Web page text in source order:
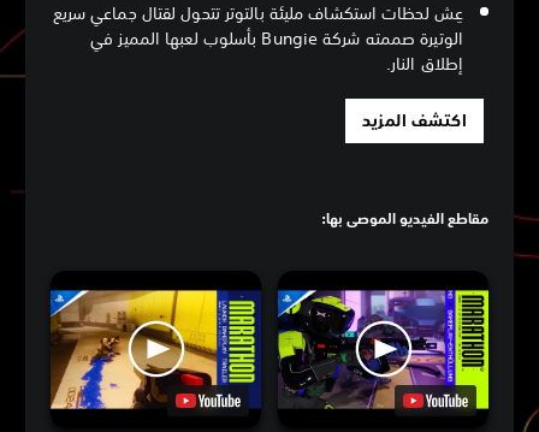
عِش لحظات استكشاف مليئة بالتوتر تتحول لقتال جماعي سريع
الوتيرة صممته شركة Bungie بأسلوب لعبها المميز في
إطلاق النار.
اكتشف المزيد
مقاطع الفيديو الموصى بها: